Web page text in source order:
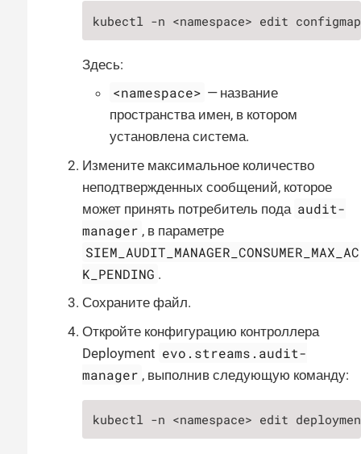
kubectl -n <namespace> edit
Здесь:
<namespace> — название
пространства имен, в котором
установлена система.
Измените максимальное количество
неподтвержденных сообщений, которое
может принять потребитель пода audit-
manager , в параметре
SIEM_AUDIT_MANAGER_CONSUMER_MAX_AC
K_PENDING .
Сохраните файл.
Откройте конфигурацию контроллера
Deployment evo.streams.audit-
manager , выполнив следующую команду:
kubectl -n <namespace> edit